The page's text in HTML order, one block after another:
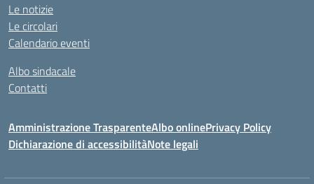
Le notizie
Le circolari
Calendario eventi
Albo sindacale
Contatti
Amministrazione TrasparenteAlbo onlinePrivacy Policy
Dichiarazione di accessibilitàNote legali